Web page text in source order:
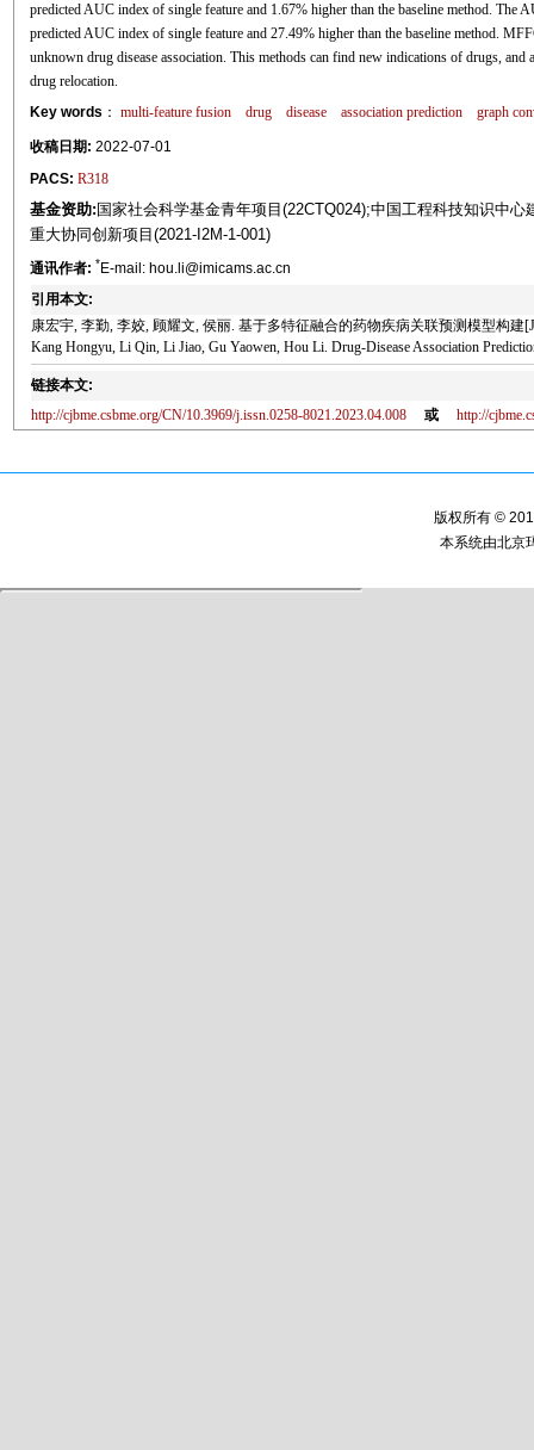
predicted AUC index of single feature and 1.67% higher than the baseline method. The
predicted AUC index of single feature and 27.49% higher than the baseline method.
unknown drug disease association. This methods can find new indications of drugs, and
drug relocation.
Key words ： multi-feature fusion drug disease association prediction graph
收稿日期: 2022-07-01
PACS: R318
基金资助: 国家社会科学基金青年项目(22CTQ024);中国工程科技知识中
重大协同创新项目(2021-I2M-1-001)
通讯作者: * E-mail: hou.li@imicams.ac.cn
引用本文:
康宏宇, 李勤, 李姣, 顾耀文, 侯丽. 基于多特征融合的药物疾病关联预测模型构建
Kang Hongyu, Li Qin, Li Jiao, Gu Yaowen, Hou Li. Drug-Disease Association
链接本文:
http://cjbme.csbme.org/CN/10.3969/j.issn.0258-8021.2023.04.008
或 http://
版权所有 ©
本系统由北京